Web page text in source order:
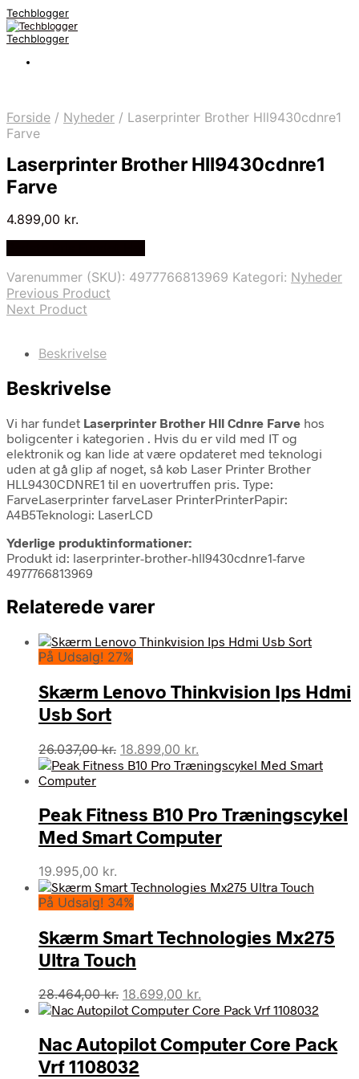
Techblogger
Techblogger
Forside / Nyheder / Laserprinter Brother Hll9430cdnre1
Farve
Laserprinter Brother Hll9430cdnre1
Farve
4.899,00 kr.
Varenummer (SKU): 4977766813969 Kategori: Nyheder
Previous Product
Next Product
Beskrivelse
Beskrivelse
Vi har fundet Laserprinter Brother Hll Cdnre Farve hos
boligcenter i kategorien . Hvis du er vild med IT og
elektronik og kan lide at være opdateret med teknologi
uden at gå glip af noget, så køb Laser Printer Brother
HLL9430CDNRE1 til en uovertruffen pris. Type:
FarveLaserprinter farveLaser PrinterPrinterPapir:
A4B5Teknologi: LaserLCD
Yderlige produktinformationer:
Produkt id: laserprinter-brother-hll9430cdnre1-farve
4977766813969
Relaterede varer
På Udsalg! 27%
Skærm Lenovo Thinkvision Ips Hdmi
Usb Sort
26.037,00kr. Den
oprindelige
26.037,00 kr..
18.899,00 kr.
aktuelle
18.899,00 kr..
Peak Fitness B10 Pro Træningscykel
Med Smart Computer
19.995,00 kr.
På Udsalg! 34%
Skærm Smart Technologies Mx275
Ultra Touch
28.464,00kr. Den
oprindelige
var:
28.464,00 kr..
18.699,00 kr.
aktuelle
er:
18.699,00 kr..
Nac Autopilot Computer Core Pack
Vrf 1108032